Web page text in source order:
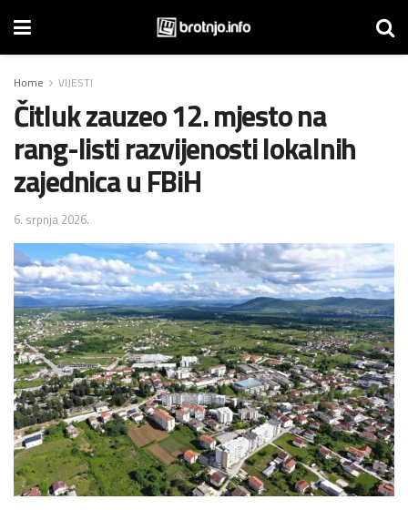
Home VIJESTI
Čitluk zauzeo 12. mjesto na
rang-listi razvijenosti lokalnih
zajednica u FBiH
6. srpnja 2026.